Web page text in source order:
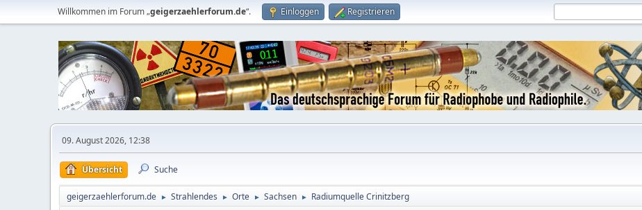
Willkommen im Forum „geigerzaehlerforum.de“. Einloggen Registrieren
09. August 2026, 12:38
Übersicht Suche
geigerzaehlerforum.de ► Strahlendes ► Orte ► Sachsen ► Radiumquelle Crinitzberg